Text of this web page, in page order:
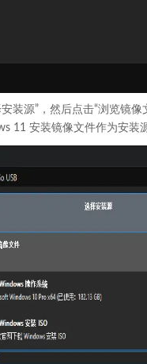
装源”，然后点击“浏览镜像
11 安装镜像文件作为安装